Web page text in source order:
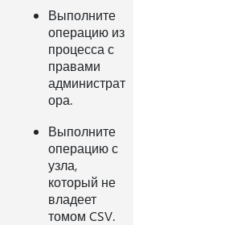
Выполните
операцию из
процесса с
правами
администрат
ора.
Выполните
операцию с
узла,
который не
владеет
томом CSV.